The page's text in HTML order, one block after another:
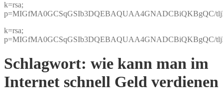
k=rsa;
p=MIGfMA0GCSqGSIb3DQEBAQUAA4GNADCBiQKBgQC/
k=rsa;
p=MIGfMA0GCSqGSIb3DQEBAQUAA4GNADCBiQKBgQC/
Schlagwort: wie kann man im
Internet schnell Geld verdienen